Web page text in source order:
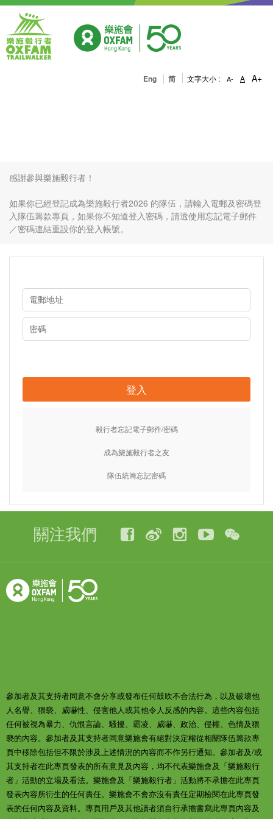
Eng 简 文字大小 : A- A A+
感謝參與樂施毅行者！
如果你已經登記成為樂施毅行者2026 的隊伍，請輸入電郵及密碼登
入隊伍籌款專頁，如果你不知道登入密碼，請透使用忘記電子郵件
／密碼連結重設你的登入帳號。
登入
毅行者忘記電子郵件/密碼
成為樂施毅行者之友
隊伍統籌忘記密碼
關注我們
參加者及其支持者同意不會分享或發布任何鼓吹不合法行為，以及破壞他
人名譽、猥褻、威嚇性、侵害他人或其他令人反感的內容。這些內容包括
任何被視為暴力、仇恨言論、騷擾、霸凌、威嚇、政治、侵權、色情及猥
褻的內容。參加者及其支持者同意樂施會有絕對決定權從相關隊伍籌款專
頁中移除包括但不限於涉及上述情況的內容而不作另行通知。參加者及/或
其支持者在此專頁發表的所有意見及內容，均不代表樂施會及「樂施毅行
者」活動的立場及看法。樂施會及「樂施毅行者」活動將不承擔在此專頁
發表內容所衍生的任何責任。樂施會不會亦沒有責任定期檢閱在此專頁發
表的任何內容及資料。專頁用戶及其他讀者須自行承擔書寫此專頁內容及